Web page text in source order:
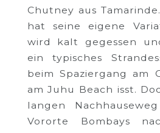
Chutney aus
hat seine eigene
wird kalt gegessen
ein typisches
beim Spaziergang am
am Juhu Beach isst.
langen
Vororte Bombays